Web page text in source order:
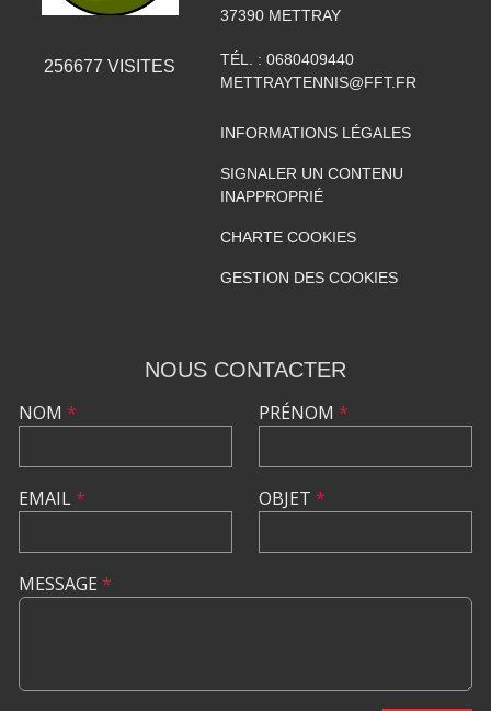
256677 VISITES
37390 METTRAY
TÉL. : 0680409440
METTRAYTENNIS@FFT.FR
INFORMATIONS LÉGALES
SIGNALER UN CONTENU
INAPPROPRIÉ
CHARTE COOKIES
GESTION DES COOKIES
NOUS CONTACTER
NOM *
EMAIL*
PRÉNOM *
OBJET *
MESSAGE *